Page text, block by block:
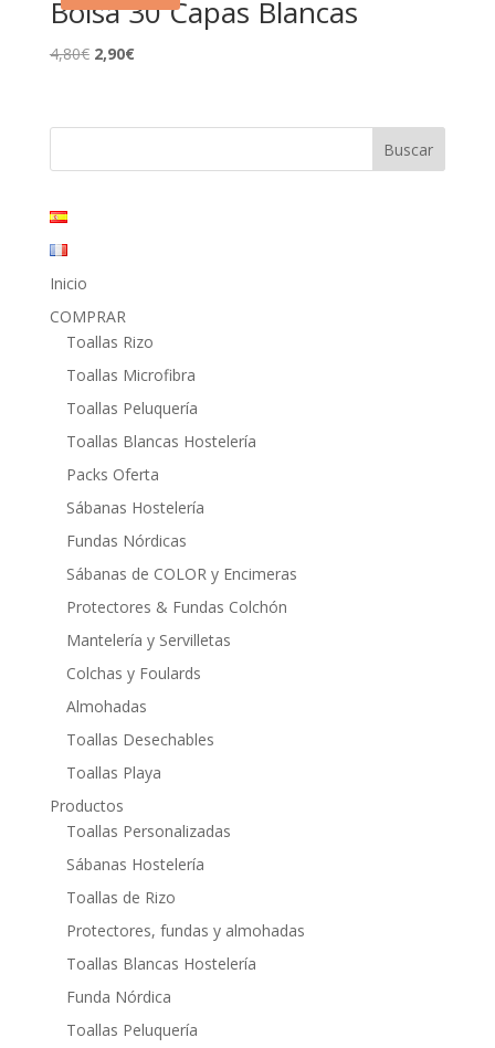
Bolsa 30 Capas Blancas
4,80€ El
era:
2,90€El
es:
Inicio
COMPRAR
Toallas Rizo
Toallas Microfibra
Toallas Peluquería
Toallas Blancas Hostelería
Packs Oferta
Sábanas Hostelería
Fundas Nórdicas
Sábanas de COLOR y Encimeras
Protectores & Fundas Colchón
Mantelería y Servilletas
Colchas y Foulards
Almohadas
Toallas Desechables
Toallas Playa
Productos
Toallas Personalizadas
Sábanas Hostelería
Toallas de Rizo
Protectores, fundas y almohadas
Toallas Blancas Hostelería
Funda Nórdica
Toallas Peluquería